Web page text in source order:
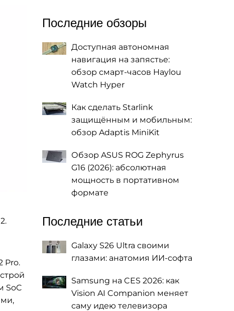
Pro.
SoC
Последние обзоры
Доступная автономная
навигация на запястье:
обзор смарт-часов Haylou
Watch Hyper
Как сделать Starlink
защищённым и мобильным:
обзор Adaptis MiniKit
Обзор ASUS ROG Zephyrus
G16 (2026): абсолютная
мощность в портативном
формате
Последние статьи
Galaxy S26 Ultra своими
глазами: анатомия ИИ-софта
Samsung на CES 2026: как
Vision AI Companion меняет
саму идею телевизора